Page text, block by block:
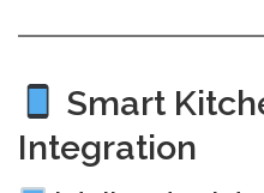
Smart
Integration